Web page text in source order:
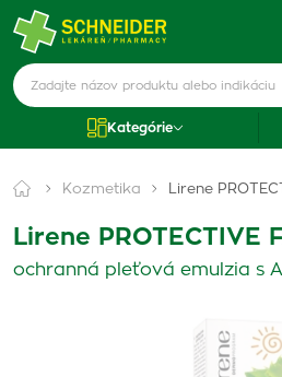
Kategórie
Kozmetika Lirene
Lirene PROTECTIVE
ochranná pleťová emulzia s